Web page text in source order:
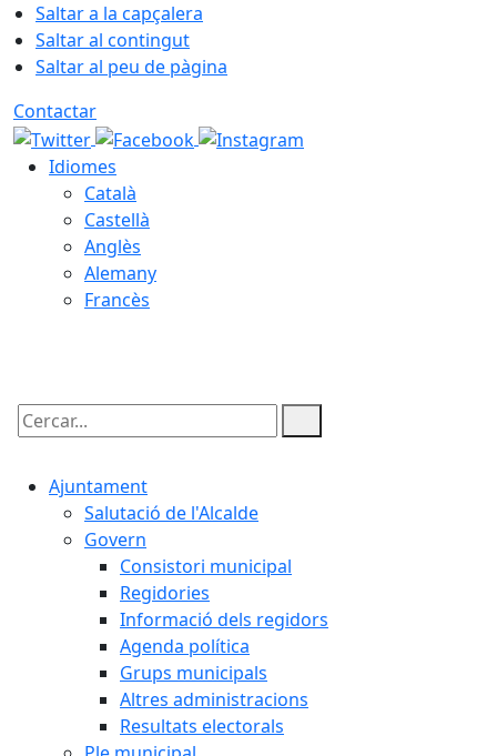
Saltar a la capçalera
Saltar al contingut
Saltar al peu de pàgina
Contactar
Idiomes
Català
Castellà
Anglès
Alemany
Francès
Cercar:
Ajuntament
Salutació de l'Alcalde
Govern
Consistori municipal
Regidories
Informació dels regidors
Agenda política
Grups municipals
Altres administracions
Resultats electorals